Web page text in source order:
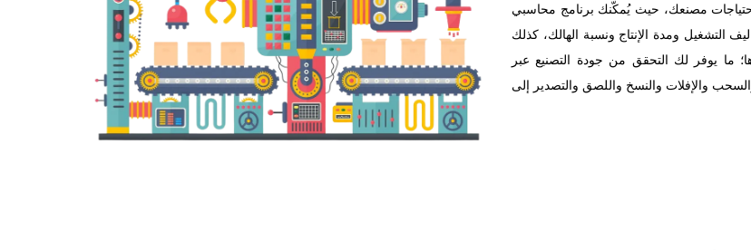
مصنعك، حيث يُمكّنك برنامج محاسبي
التشغيل ومدة الإنتاج ونسبة الهالك، كذلك
ما يوفر لك التحقق من جودة التصنيع عبر
والإفلات والنسخ واللصق والتصدير إلى